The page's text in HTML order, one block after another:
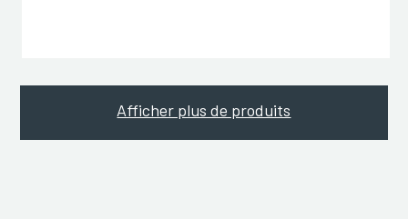
Afficher plus de produits